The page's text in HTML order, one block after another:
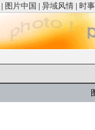
| 图片中国 | 异域风情 | 时